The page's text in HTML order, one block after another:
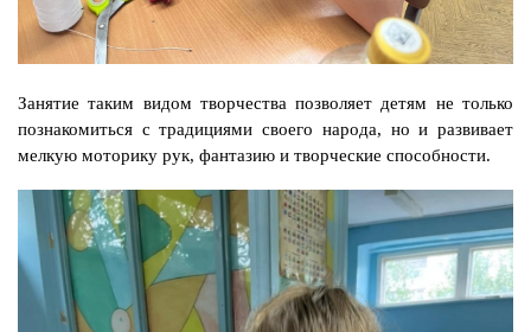
Занятие таким видом творчества позволяет детям не только
познакомиться с традициями своего народа, но и развивает
мелкую моторику рук, фантазию и творческие способности.